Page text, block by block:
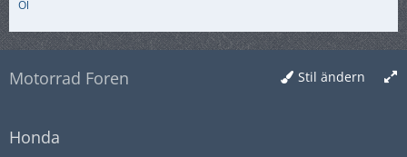
Öl
Stil ändern
Motorrad Foren
Honda